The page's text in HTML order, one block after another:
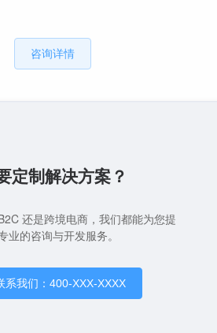
咨询详情
定制解决方案？
还是跨境电商，我们都能为您提
业的咨询与开发服务。
系我们：400-XXX-XXXX